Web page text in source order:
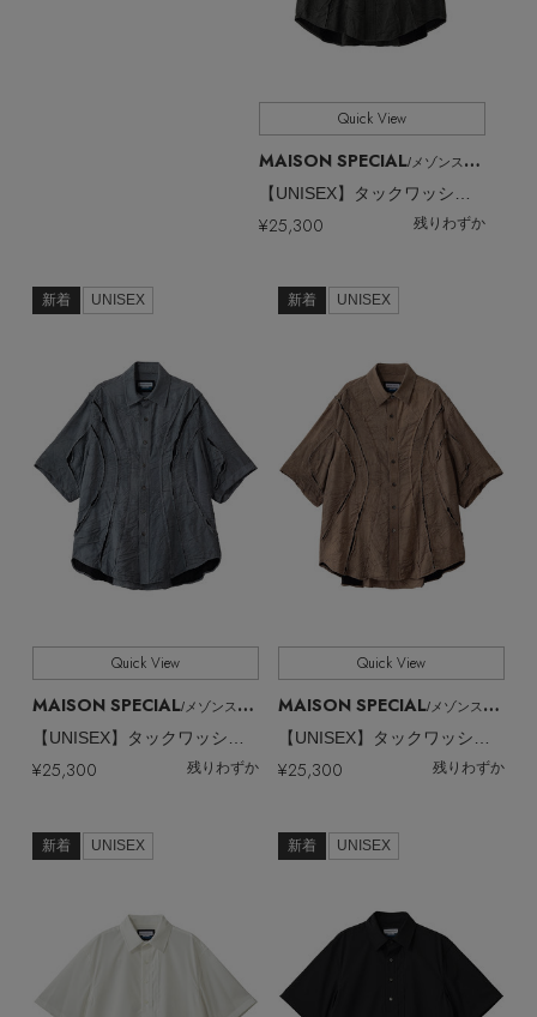
Quick View
MAISON SPECIAL/メゾンスペシャル
¥25,300 残りわずか
新着 UNISEX
Quick View
MAISON SPECIAL/メゾンスペシャル
¥25,300 残りわずか
新着 UNISEX
Quick View
MAISON SPECIAL/メゾンスペシャル
¥25,300 残りわずか
新着 UNISEX
新着 UNISEX